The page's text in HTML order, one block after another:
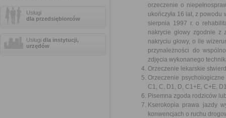
Usługi
dla przedsiębiorców
Usługi dla instytucji,
urzędów
orzeczenie o
ukończyła 16 lat, z
sierpnia 1997 r. o
nakrycie głowy zgodnie z
nakryciu głowy, o ile
przynależności do
zdjęcia wykonanego
Orzeczenie lekarskie
Orzeczenie
C1, C, D1, D, C1+E, C+E,
Pisemna zgoda rodziców
Kserokopia prawa jazdy
konwencjach o ruchu